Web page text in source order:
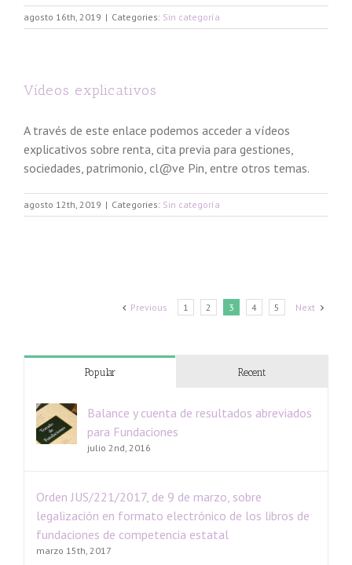
agosto 16th, 2019 | Categories: Sin categoría
Vídeos explicativos
A través de este enlace podemos acceder a vídeos
explicativos sobre renta, cita previa para gestiones,
sociedades, patrimonio, cl@ve Pin, entre otros temas.
agosto 12th, 2019 | Categories: Sin categoría
Previous 1 2 3 4 5 Next
Popular Recent
Balance y cuenta de resultados abreviados
para Fundaciones
julio 2nd, 2016
Orden JUS/221/2017, de 9 de marzo, sobre
legalización en formato electrónico de los libros de
fundaciones de competencia estatal
marzo 15th, 2017